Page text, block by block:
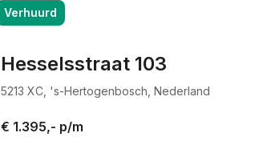
Verhuurd
Hesselsstraat 103
5213 XC, 's-Hertogenbosch, Nederland
€ 1.395,- p/m